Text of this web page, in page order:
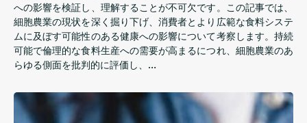
への影響を検証し、理解することが不可欠です。この記事では、
細胞農業の現状を深く掘り下げ、消費者とより広範な食料システ
ムに及ぼす可能性のある健康への影響について考察します。持続
可能で倫理的な食料生産への需要が高まるにつれ、細胞農業のあ
らゆる側面を批判的に評価し、…